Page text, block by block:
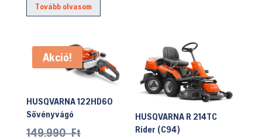
Tovább olvasom
Akció!
HUSQVARNA 122HD60
Sövényvágó
149.990FtOriginal
HUSQVARNA R 214TC
Rider (C94)